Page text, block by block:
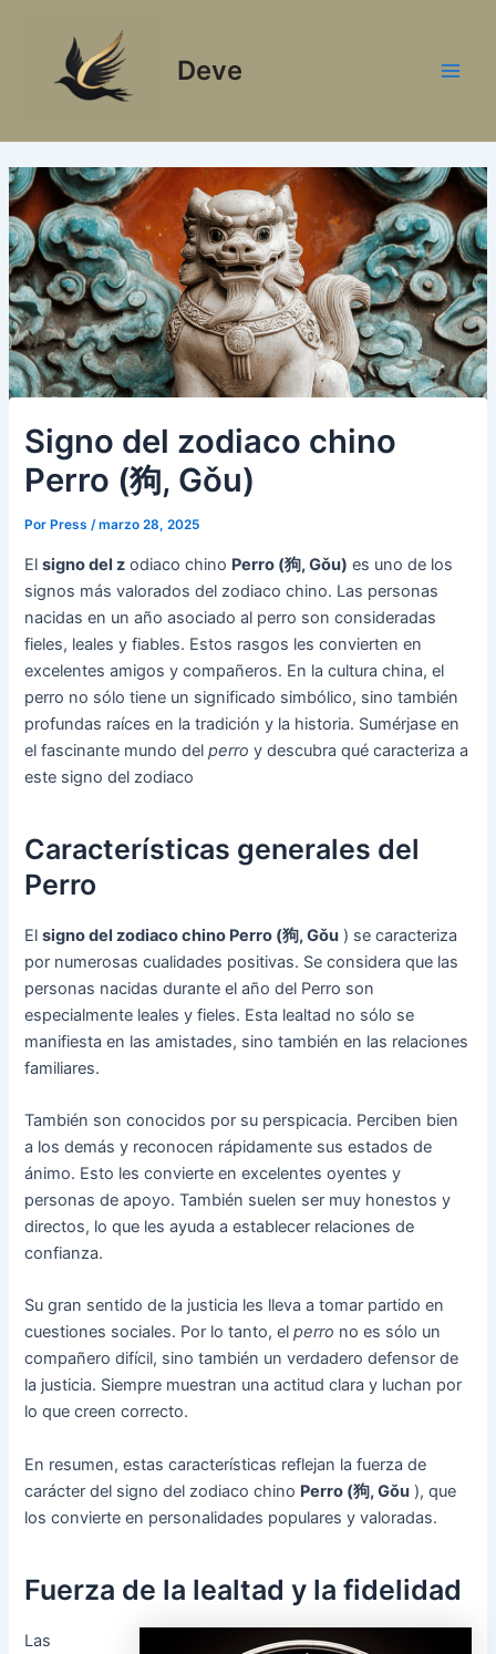
contenido
Deve
Signo del zodiaco chino
Perro (狗, Gǒu)
Por Press/marzo 28, 2025
Elsigno del z odiaco chino Perro (狗, Gǒu) es uno de los
signos más valorados del zodiaco chino. Las personas
nacidas en un año asociado al perro son consideradas
fieles, leales y fiables. Estos rasgos les convierten en
excelentes amigos y compañeros. En la cultura china, el
perro no sólo tiene un significado simbólico, sino también
profundas raíces en la tradición y la historia. Sumérjase en
el fascinante mundo delperro y descubra qué caracteriza a
este signo del zodiaco
Características generales del
Perro
Elsigno del zodiaco chino Perro (狗, Gǒu ) se caracteriza
por numerosas cualidades positivas. Se considera que las
personas nacidas durante el año del Perro son
especialmente leales y fieles. Esta lealtad no sólo se
manifiesta en las amistades, sino también en las relaciones
familiares.
También son conocidos por su perspicacia. Perciben bien
a los demás y reconocen rápidamente sus estados de
ánimo. Esto les convierte en excelentes oyentes y
personas de apoyo. También suelen ser muy honestos y
directos, lo que les ayuda a establecer relaciones de
confianza.
Su gran sentido de la justicia les lleva a tomar partido en
cuestiones sociales. Por lo tanto, elperro no es sólo un
compañero difícil, sino también un verdadero defensor de
la justicia. Siempre muestran una actitud clara y luchan por
lo que creen correcto.
En resumen, estas características reflejan la fuerza de
carácter del signo del zodiaco chino Perro (狗, Gǒu ), que
los convierte en personalidades populares y valoradas.
Fuerza de la lealtad y la fidelidad
Las